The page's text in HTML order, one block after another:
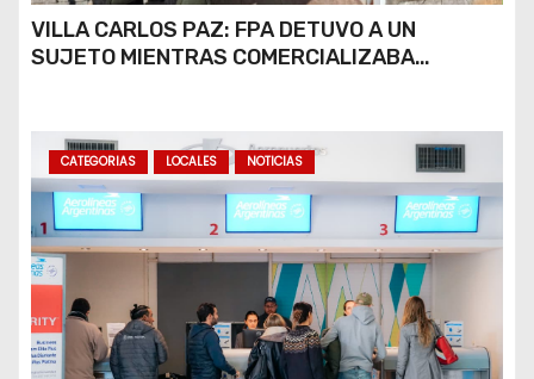
VILLA CARLOS PAZ: FPA DETUVO A UN
SUJETO MIENTRAS COMERCIALIZABA
CATEGORIAS LOCALES NOTICIAS